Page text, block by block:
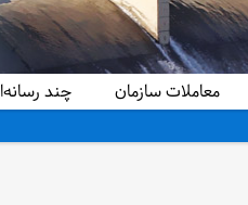
معاملات سازمان چند